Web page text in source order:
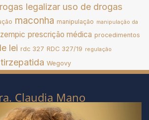
legalizar uso de drogas
maconha manipulação manipulação da
prescrição médica procedimentos
lei rdc 327 RDC 327/19 regulação
tirzepatida Wegovy
Claudia Mano